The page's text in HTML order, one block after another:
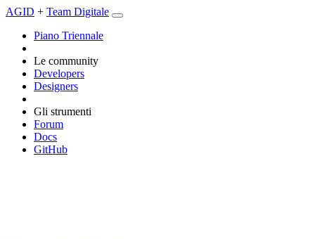
AGID + Team Digitale
Piano Triennale
Le community
Developers
Designers
Gli strumenti
Forum
Docs
GitHub